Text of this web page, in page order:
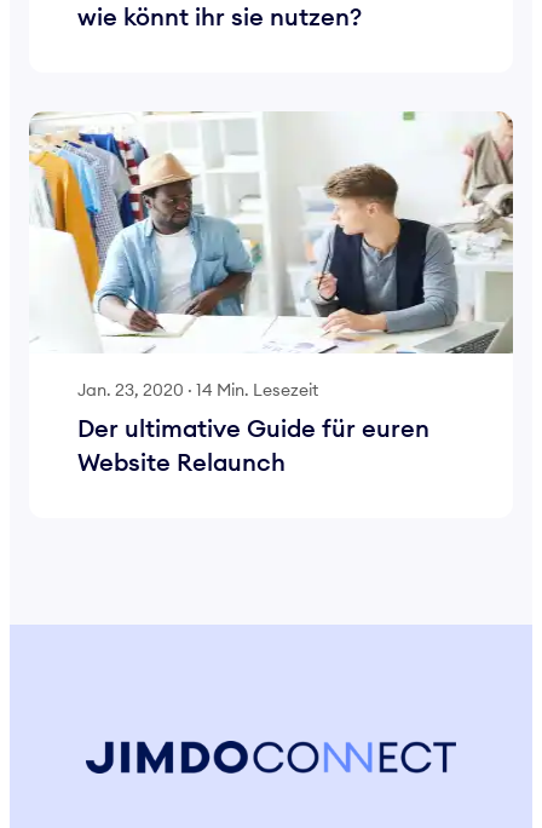
wie könnt ihr sie nutzen?
Jan. 23, 2020 · 14 Min. Lesezeit
Der ultimative Guide für euren
Website Relaunch